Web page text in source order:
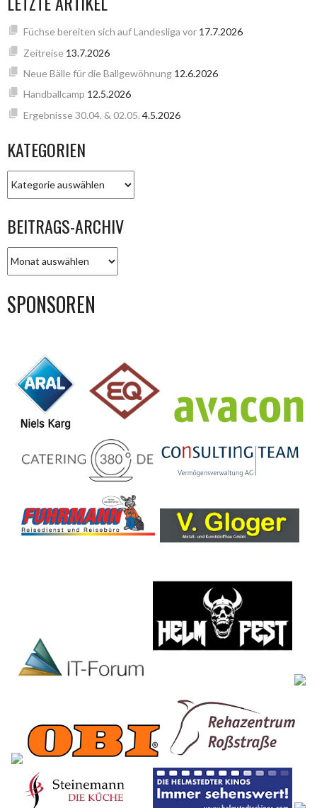
Füchse bereiten sich auf Landesliga vor 17.7.2026
Zeitreise 13.7.2026
Neue Bälle für die Ballgewöhnung 12.6.2026
Handballcamp 12.5.2026
Ergebnisse 30.04. & 02.05. 4.5.2026
KATEGORIEN
BEITRAGS-ARCHIV
ARCHIV
SPONSOREN